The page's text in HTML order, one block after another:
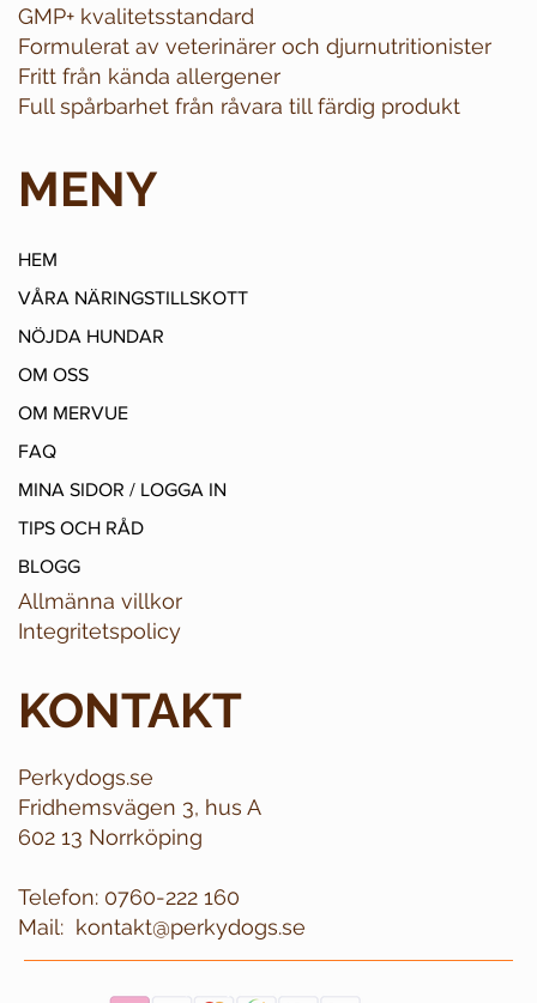
GMP+ kvalitetsstandard
Formulerat av veterinärer och djurnutritionister
Fritt från kända allergener
Full spårbarhet från råvara till färdig produkt
MENY
HEM
VÅRA NÄRINGSTILLSKOTT
NÖJDA HUNDAR
OM OSS
OM MERVUE
FAQ
MINA SIDOR / LOGGA IN
TIPS OCH RÅD
BLOGG
Allmänna villkor
Integritetspolicy
KONTAKT
Perkydogs.se
Fridhemsvägen 3, hus A
602 13 Norrköping
Telefon: 0760-222 160
kontakt@perkydogs.se
Mail: